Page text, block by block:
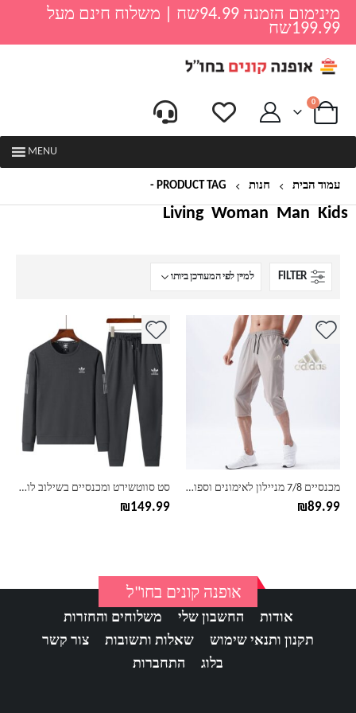
מינימום הזמנה 94.99שח | משלוח חינם מעל
199.99שח
0
MENU
עמוד הבית חנות PRODUCT TAG -
Kids
Man
Woman
Living
FILTER
מכנסיים 7/8 מניילון לאימונים וספורט לגברים של אדידס
₪89.99
למוצר
האפשרויות
המוצר
סט סווטשירט ומכנסיים בשילוב לוגו לגברים אדידס ADIDAS
₪149.99
למוצר
יש
מספר
לבחור
את
האפשרויות
אופנה קונים בחו"ל
אודות החשבון שלי
משלוחים והחזרות
תקנון ותנאי שימוש
שאלות ותשובות
צור קשר
בלוג
התחברות